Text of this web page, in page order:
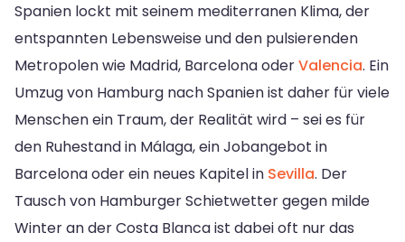
Spanien lockt mit seinem mediterranen Klima, der
entspannten Lebensweise und den pulsierenden
Metropolen wie Madrid, Barcelona oderValencia. Ein
Umzug von Hamburg nach Spanien ist daher für viele
Menschen ein Traum, der Realität wird – sei es für
den Ruhestand in Málaga, ein Jobangebot in
Barcelona oder ein neues Kapitel in Sevilla. Der
Tausch von Hamburger Schietwetter gegen milde
Winter an der Costa Blanca ist dabei oft nur das